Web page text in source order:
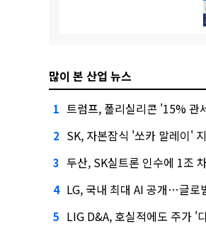
많이 본 산업 뉴스
1 트럼프, 폴리실리콘 '15% 관세' 검토…한
2 SK, 자본잠식 '쏘카 말레이'
3 두산, SK실트론 인수에 1조 차
4 LG, 국내 최대 AI 공개…글로벌
5 LIG D&A, 호실적에도 주가 '디